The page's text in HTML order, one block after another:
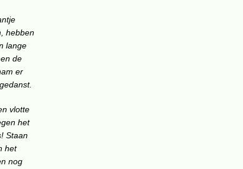
hebben
lange
de
er
vlotte
het
Staan
het
nog